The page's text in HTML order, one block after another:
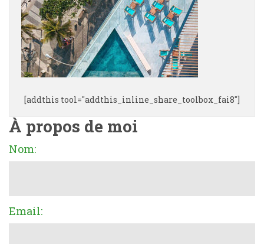
[addthis tool="addthis_inline_share_toolbox_fai8"]
À propos de moi
Nom:
Email: